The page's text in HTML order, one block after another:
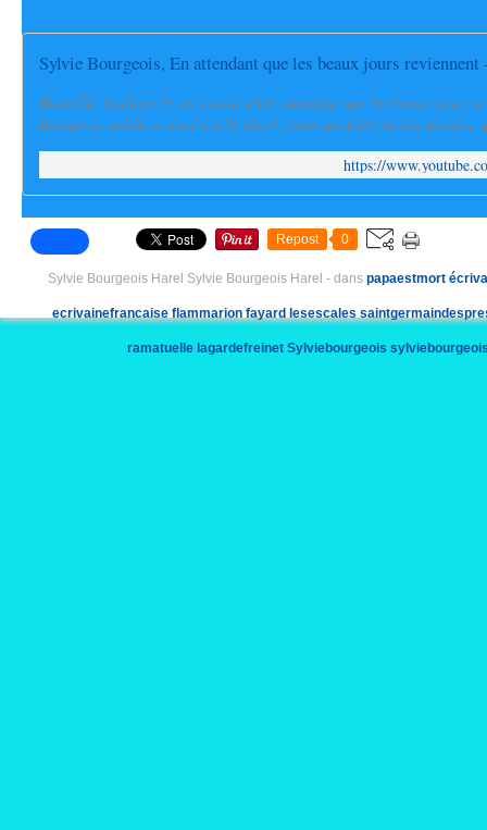
Sylvie Bourgeois, En attendant que les beaux jours
Manoëlle Gaillard lit un extrait d'En attendant que les beaux jours
Bourgeois, qu'elle a signé Cécile Harel, paru aux Editions Les Escales,
https://
Repost 0
Sylvie Bourgeois Harel Sylvie Bourgeois Harel - dans papaestmort
ecrivainefrancaise flammarion fayard lesescales
ramatuelle lagardefreinet Sylviebourgeois